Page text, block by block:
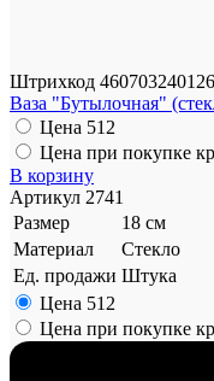
Штрихкод
Ваза "Бутылочная"
Цена 512
Цена при покупке
В корзину
Артикул 2741
Размер
18 см
Материал
Стекло
Ед. продажи Штука
Цена 512
Цена при покупке